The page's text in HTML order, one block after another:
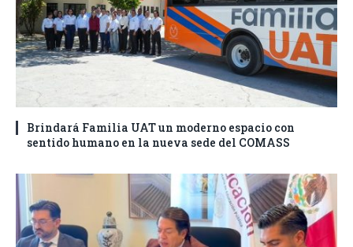
Brindará Familia UAT un moderno espacio con
sentido humano en la nueva sede del COMASS